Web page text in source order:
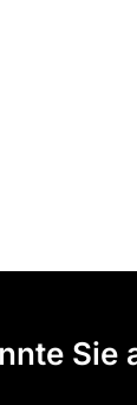
Sie